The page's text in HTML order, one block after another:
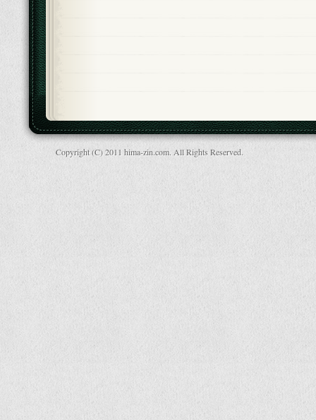
Copyright (C) 2011 hima-zin.com. All Rights Reserved.